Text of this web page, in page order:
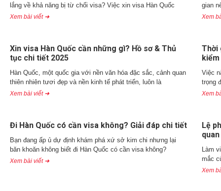
lắng về khả năng bị từ chối visa? Việc xin visa Hàn Quốc
Xem bài viết ➜
gian
Xem
Xin visa Hàn Quốc cần những gì? Hồ sơ & Thủ
tục chi tiết 2025
Hàn Quốc, một quốc gia với nền văn hóa đặc sắc, cảnh quan
thiên nhiên tươi đẹp và nền kinh tế phát triển, luôn là
Xem bài viết ➜
Thời
Việc
trọng
Xem
Đi Hàn Quốc có cần visa không? Giải đáp chi tiết
Bạn đang ấp ủ dự định khám phá xứ sở kim chi nhưng lại
băn khoăn không biết đi Hàn Quốc có cần visa không?
Xem bài viết ➜
Lệ
quan
Làm
mắc
Xem